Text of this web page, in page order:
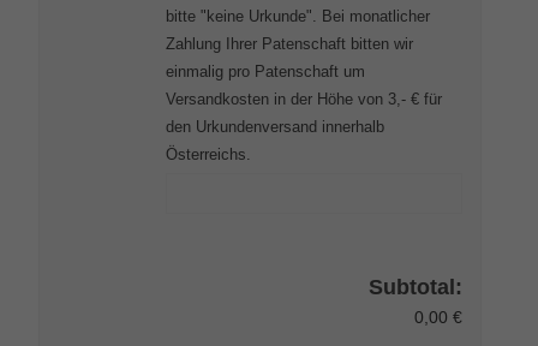
bitte "keine Urkunde". Bei monatlicher
Zahlung Ihrer Patenschaft bitten wir
einmalig pro Patenschaft um
Versandkosten in der Höhe von 3,- € für
den Urkundenversand innerhalb
Österreichs.
Subtotal:
0,00 €